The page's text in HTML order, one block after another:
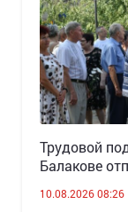
Трудовой
Балакове
10.08.2026 08:26